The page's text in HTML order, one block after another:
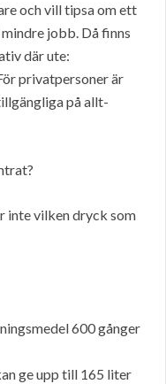
och vill tipsa om ett
jobb. Då finns
där ute:
privatpersoner är
på allt-
inte vilken dryck som
600 gånger
ge upp till 165 liter